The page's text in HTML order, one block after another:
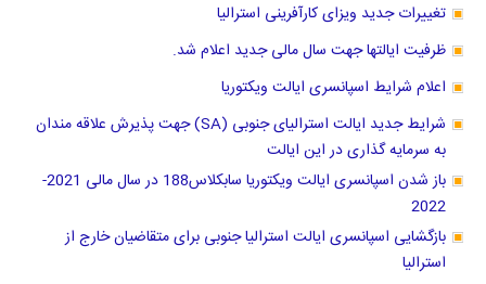
تغییرات جدید ویزای کارآفرینی استرالیا
ظرفیت ایالتها جهت سال مالی جدید اعلام شد.
اعلام شرایط اسپانسری ایالت ویکتوریا
شرایط جدید ایالت استرالیای جنوبی (SA) جهت پذیرش علاقه مندان
به سرمایه گذاری در این ایالت
باز شدن اسپانسری ایالت ویکتوریا سابکلاس188 در سال مالی 2021-
2022
بازگشایی اسپانسری ایالت استرالیا جنوبی برای متقاضیان خارج از
استرالیا